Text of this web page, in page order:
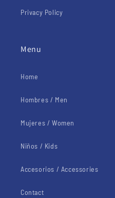
Privacy Policy
Menu
Home
Hombres / Men
Mujeres / Women
Niños / Kids
Accesorios / Accessories
Contact